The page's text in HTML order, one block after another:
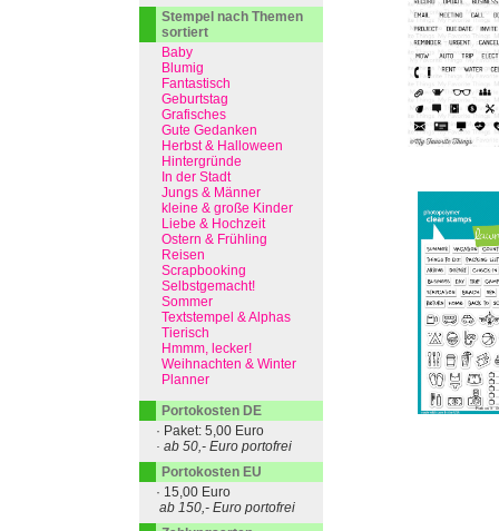
Stempel nach Themen
sortiert
Baby
Blumig
Fantastisch
Geburtstag
Grafisches
Gute Gedanken
Herbst & Halloween
Hintergründe
In der Stadt
Jungs & Männer
kleine & große Kinder
Liebe & Hochzeit
Ostern & Frühling
Reisen
Scrapbooking
Selbstgemacht!
Sommer
Textstempel & Alphas
Tierisch
Hmmm, lecker!
Weihnachten & Winter
Planner
Portokosten DE
· Paket: 5,00 Euro
· ab 50,- Euro portofrei
Portokosten EU
· 15,00 Euro
ab 150,- Euro portofrei